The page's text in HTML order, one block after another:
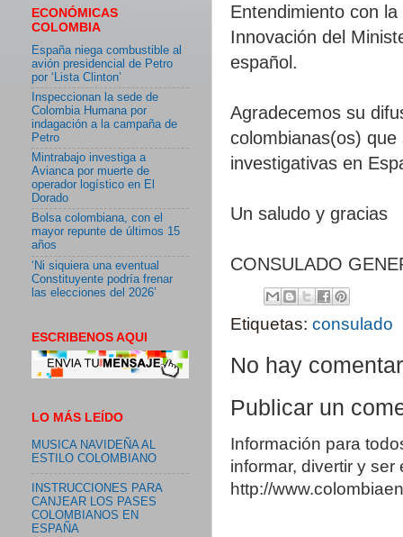
Entendimiento con
Innovación del
español.
Agradecemos su
colombianas(os)
investigativas en
Un saludo y gracias
CONSULADO
Etiquetas: consulado
No hay
Publicar un
Información para
informar, divertir y
http://
ECONÓMICAS
COLOMBIA
España niega combustible al
avión presidencial de Petro
por ‘Lista Clinton’
Inspeccionan la sede de
Colombia Humana por
indagación a la campaña de
Petro
Mintrabajo investiga a
Avianca por muerte de
operador logístico en El
Dorado
Bolsa colombiana, con el
mayor repunte de últimos 15
años
‘Ni siquiera una eventual
Constituyente podría frenar
las elecciones del 2026’
ESCRIBENOS AQUI
LO MÁS LEÍDO
MUSICA NAVIDEÑA AL
ESTILO COLOMBIANO
INSTRUCCIONES PARA
CANJEAR LOS PASES
COLOMBIANOS EN
ESPAÑA